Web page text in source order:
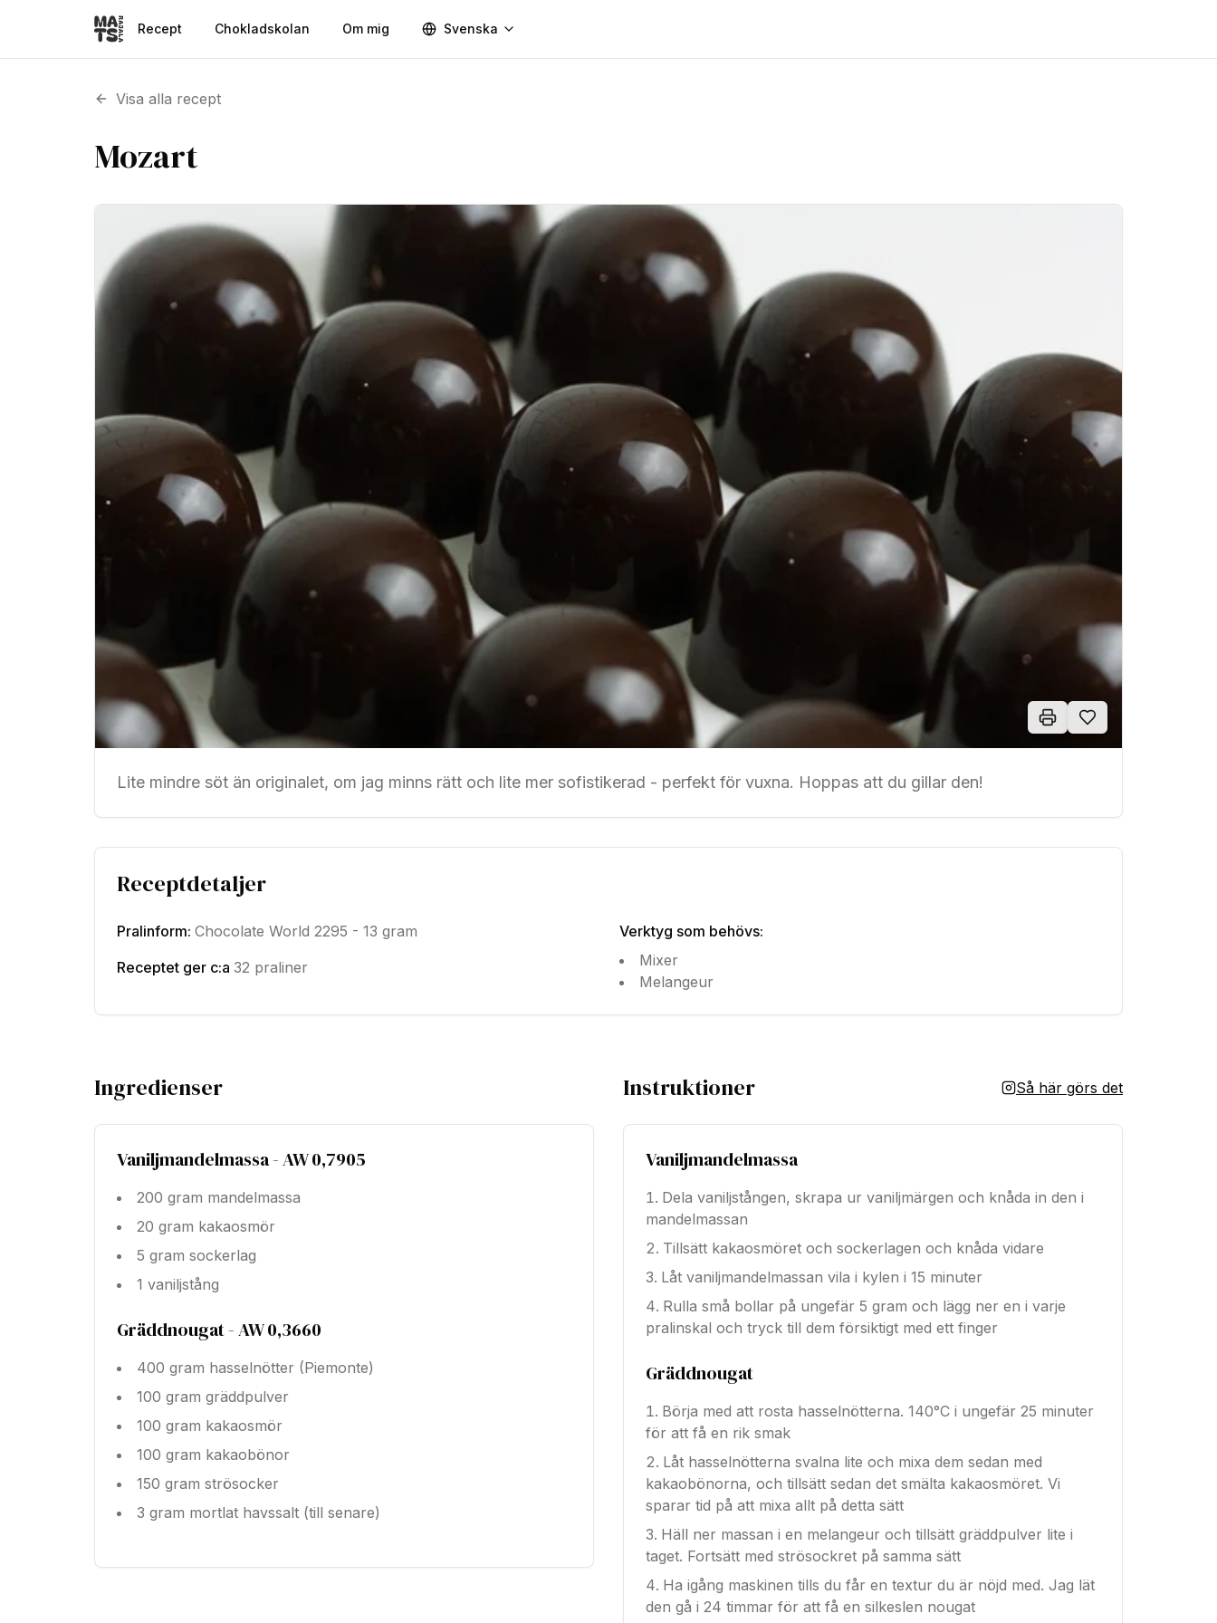
Recept Chokladskolan Om mig Svenska
Visa alla recept
Mozart
Lite mindre söt än originalet, om jag minns rätt och lite mer sofistikerad - perfekt för vuxna. Hoppas att du gillar den!
Receptdetaljer
Pralinform: Chocolate World 2295 - 13 gram
Receptet ger c:a 32 praliner
Verktyg som behövs:
Mixer
Melangeur
Ingredienser
Vaniljmandelmassa - AW 0,7905
200 gram mandelmassa
20 gram kakaosmör
5 gram sockerlag
1 vaniljstång
Gräddnougat - AW 0,3660
400 gram hasselnötter (Piemonte)
100 gram gräddpulver
100 gram kakaosmör
100 gram kakaobönor
150 gram strösocker
3 gram mortlat havssalt (till senare)
Instruktioner Så här görs det
Vaniljmandelmassa
Dela vaniljstången, skrapa ur vaniljmärgen och knåda in den i
mandelmassan
Tillsätt kakaosmöret och sockerlagen och knåda vidare
Låt vaniljmandelmassan vila i kylen i 15 minuter
Rulla små bollar på ungefär 5 gram och lägg ner en i varje
pralinskal och tryck till dem försiktigt med ett finger
Gräddnougat
Börja med att rosta hasselnötterna. 140°C i ungefär 25 minuter
för att få en rik smak
Låt hasselnötterna svalna lite och mixa dem sedan med
kakaobönorna, och tillsätt sedan det smälta kakaosmöret. Vi
sparar tid på att mixa allt på detta sätt
Häll ner massan i en melangeur och tillsätt gräddpulver lite i
taget. Fortsätt med strösockret på samma sätt
Ha igång maskinen tills du får en textur du är nöjd med. Jag lät
den gå i 24 timmar för att få en silkeslen nougat